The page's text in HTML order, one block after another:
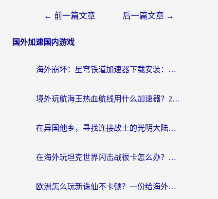
← 前一篇文章 后一篇文章 →
国外加速国内游戏
海外崩坏：星穹铁道加速器下载安装：一份给游子的终极网络指南
境外玩航海王热血航线用什么加速器？2026海外玩家实测最优方案（附欧洲问道堡垒前线加速技巧）
在异国他乡，寻找连接故土的光明大陆免费加速器
在海外玩坦克世界闪击战很卡怎么办？老玩家亲测有效的加速器选择指南
欧洲怎么玩新诛仙不卡顿？一份给海外游子的国服游戏畅玩指南